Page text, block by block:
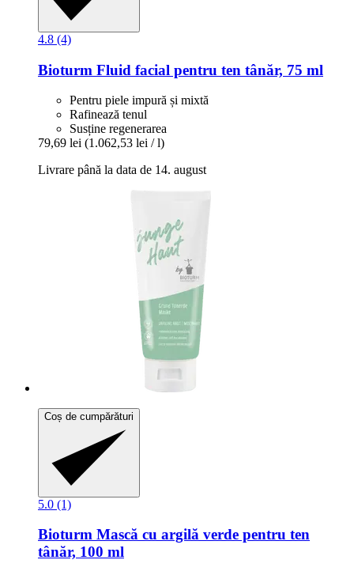
4.8 (4)
Bioturm Fluid facial pentru ten tânăr, 75 ml
Pentru piele impură și mixtă
Rafinează tenul
Susține regenerarea
79,69 lei (1.062,53 lei / l)
Livrare până la data de 14. august
Coș de cumpărături
5.0 (1)
Bioturm Mască cu argilă verde pentru ten
tânăr, 100 ml